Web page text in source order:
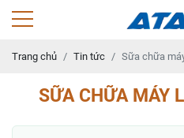
Trang chủ Tin tức Sữa chữa
SỮA CHỮA MÁY